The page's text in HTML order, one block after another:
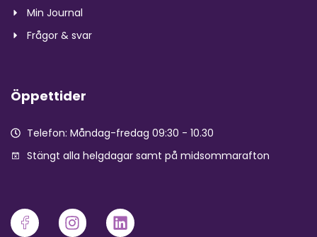
Min Journal
Frågor & svar
Öppettider
Telefon: Måndag-fredag 09:30 - 10.30
Stängt alla helgdagar samt på midsommarafton